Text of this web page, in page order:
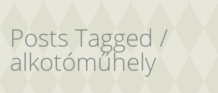
Posts Tagged /
alkotóműhely